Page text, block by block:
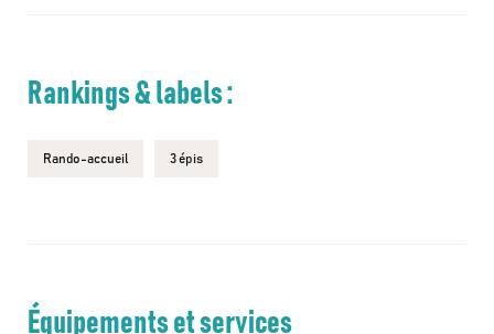
Rankings & labels :
Rando-accueil 3 épis
Équipements et services